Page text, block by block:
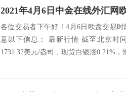
2021年4月6日中金在线外汇网
各位交易者下午好！4月6日欧盘交易
意以下信息： 最新行情 截至北京时
1731.32美元/盎司，现货白银涨0.21%，